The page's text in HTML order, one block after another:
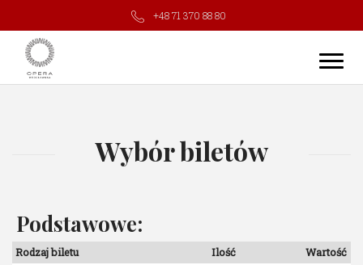
+48 71 370 88 80
Wybór biletów
Podstawowe:
Rodzaj biletu Ilość Wartość